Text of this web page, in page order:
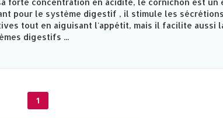
pour le système digestif , il stimule les
tout en aiguisant l'appétit, mais il facilite aussi
digestifs ...
1